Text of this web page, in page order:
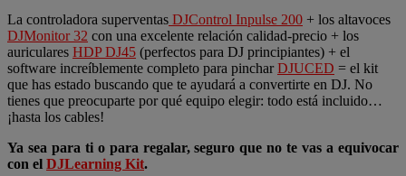
La controladora superventas DJControl Inpulse 200 + los altavoces
DJMonitor 32 con una excelente relación calidad-precio + los
auriculares HDP DJ45 (perfectos para DJ principiantes) + el
software increíblemente completo para pincharDJUCED = el kit
que has estado buscando que te ayudará a convertirte en DJ. No
tienes que preocuparte por qué equipo elegir: todo está incluido…
¡hasta los cables!
Ya sea para ti o para regalar, seguro que no te vas a equivocar
con el DJLearning Kit.